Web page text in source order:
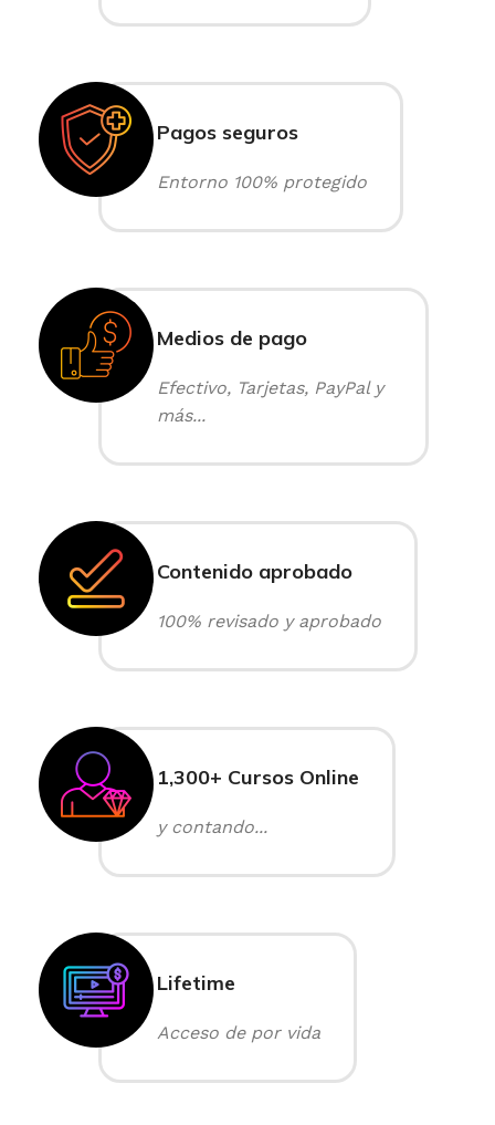
Pagos seguros
Entorno 100% protegido
Medios de pago
Efectivo, Tarjetas, PayPal y
más...
Contenido aprobado
100% revisado y aprobado
1,300+ Cursos Online
y contando...
Lifetime
Acceso de por vida